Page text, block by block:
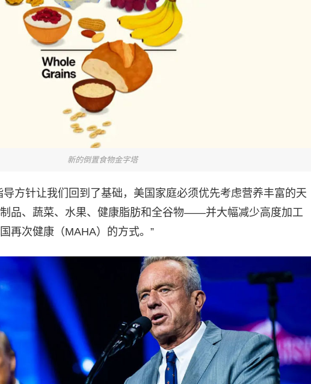
新的倒置食物金字塔
导方针让我们回到了基础，美国家庭必须优先考虑营养丰富的天
品、蔬菜、水果、健康脂肪和全谷物——并大幅减少高度加工
再次健康（MAHA）的方式。”